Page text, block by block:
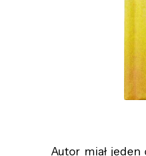
Autor miał